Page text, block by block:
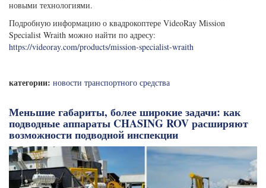
новыми технологиями.
Подробную информацию о квадрокоптере VideoRay Mission
Specialist Wraith можно найти по адресу:
https://videoray.com/products/mission-specialist-wraith
категории: новости транспортного средства
Меньшие габариты, более широкие задачи: как
подводные аппараты CHASING ROV расширяют
возможности подводной инспекции